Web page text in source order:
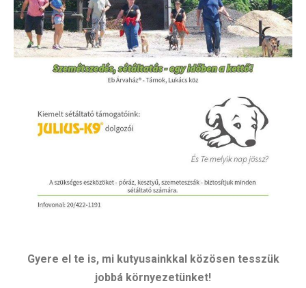
Gyere el te is, mi kutyusainkkal közösen tesszük
jobbá környezetünket!